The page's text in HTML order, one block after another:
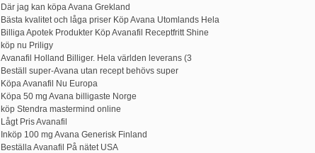
Där jag kan köpa Avana Grekland
Bästa kvalitet och låga priser Köp Avana Utomlands Hela
Billiga Apotek Produkter Köp Avanafil Receptfritt Shine
köp nu Priligy
Avanafil Holland Billiger. Hela världen leverans (3
Beställ super-Avana utan recept behövs super
Köpa Avanafil Nu Europa
Köpa 50 mg Avana billigaste Norge
köp Stendra mastermind online
Lågt Pris Avanafil
Inköp 100 mg Avana Generisk Finland
Beställa Avanafil På nätet USA